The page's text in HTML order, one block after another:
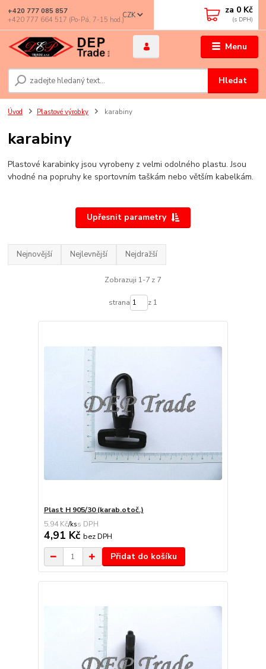
Menu
CZK
Hledat
+420 777 085 857
+420 777 664 517 (Po-Pá, 7-15 hod.)
za 0 Kč
Úvod Plastové výrobky karabiny
karabiny
Plastové karabinky jsou vyrobeny z velmi odolného plastu.Jsou
vhodné na popruhy ke sportovním taškám nebo větším kabelkám.
Upřesnit parametry
Nejnovější Nejlevnější Nejdražší
Zobrazuji 1-7 z 7
strana z 1
Plast H 905/30 (karab.otoč.)
5,94 Kč/ks
4,91 Kč bez DPH
Přidat do košíku